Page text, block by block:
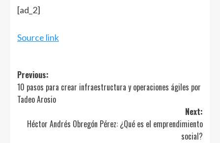
[ad_2]
Source link
Post
navigation
Previous:
10 pasos para crear infraestructura y operaciones ágiles por
Tadeo Arosio
Next:
Héctor Andrés Obregón Pérez: ¿Qué es el emprendimiento
social?